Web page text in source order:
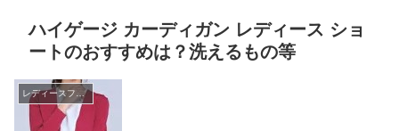
ハイゲージ カーディガン レディース ショ
ートのおすすめは？洗えるもの等